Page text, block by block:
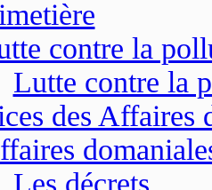
contre la
Lutte contre la
des Affaires
Les décrets